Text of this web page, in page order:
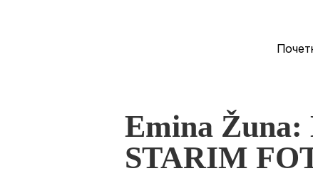
Emina
STARIM